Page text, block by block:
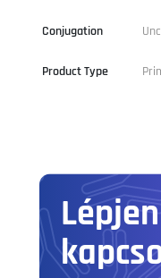
Conjugation
Product Type